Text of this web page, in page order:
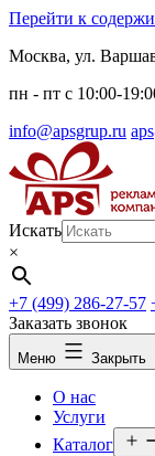
Перейти к
Москва, ул.
пн - пт c 10:00-
info@apsgrup.ru
Искать
×
+7 (499) 286-27-57
Заказать звонок
Меню Закрыть
О нас
Услуги
Каталог